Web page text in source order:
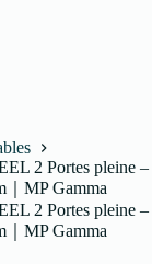
2 Portes pleine
｜MP Gamma
2 Portes pleine
｜MP Gamma